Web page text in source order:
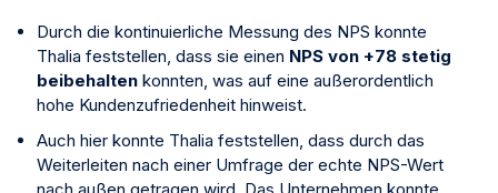
Durch die kontinuierliche Messung des NPS konnte
Thalia feststellen, dass sie einen NPS von +78 stetig
beibehalten konnten, was auf eine außerordentlich
hohe Kundenzufriedenheit hinweist.
Auch hier konnte Thalia feststellen, dass durch das
Weiterleiten nach einer Umfrage der echte NPS-Wert
nach außen getragen wird. Das Unternehmen konnte